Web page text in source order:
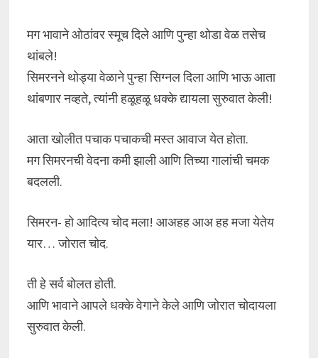
मग भावाने ओठांवर स्मूच दिले आणि पुन्हा थोडा वेळ तसेच
थांबले!
सिमरनने थोड्या वेळाने पुन्हा सिग्नल दिला आणि भाऊ आता
थांबणार नव्हते, त्यांनी हळूहळू धक्के द्यायला सुरुवात केली!
आता खोलीत पचाक पचाकची मस्त आवाज येत होता.
मग सिमरनची वेदना कमी झाली आणि तिच्या गालांची चमक
बदलली.
सिमरन- हो आदित्य चोद मला! आअहह आअ हह मजा येतेय
यार… जोरात चोद.
ती हे सर्व बोलत होती.
आणि भावाने आपले धक्के वेगाने केले आणि जोरात चोदायला
सुरुवात केली.